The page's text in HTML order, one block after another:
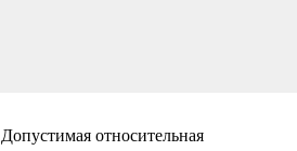
Допустимая относительная